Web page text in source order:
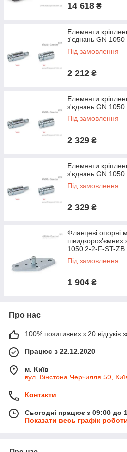
14 618 ₴
Елементи
з'єднань GN
Під замовлення
2 212 ₴
Елементи
з'єднань GN
Під замовлення
2 329 ₴
Елементи
з'єднань GN
Під замовлення
2 329 ₴
Фланцеві опорні
швидкороз'ємних
1050.2-2-F-ST-ZB
Під замовлення
1 904 ₴
Про нас
100% позитивних з 20 відгуків
Працює з 22.12.2020
м. Київ
вул. Вінстона Черчилля 59,
Контакти
Сьогодні працює з 09:00 до
Показати весь графік роботи